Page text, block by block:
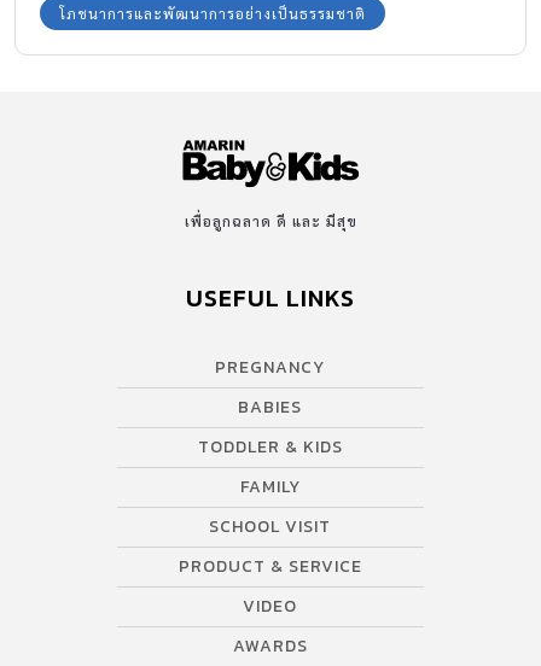
ว่ามีอาหารอะไรบ้างที่ไม่แนะนำให้แม่รับประทาน ระหว่างที่กำลังอุ้มท้อง
อยู่กันค่ะ
โภชนาการและพัฒนาการอย่างเป็นธรรมชาติ
เพื่อลูกฉลาด ดี และ มีสุข
USEFUL LINKS
PREGNANCY
BABIES
TODDLER & KIDS
FAMILY
SCHOOL VISIT
PRODUCT & SERVICE
VIDEO
AWARDS